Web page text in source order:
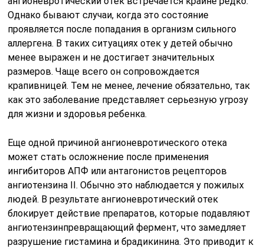
Однако бывают случаи, когда это состояние
проявляется после попадания в организм сильного
аллергена. В таких ситуациях отек у детей обычно
менее выражен и не достигает значительных
размеров. Чаще всего он сопровождается
крапивницей. Тем не менее, лечение обязательно, так
как это заболевание представляет серьезную угрозу
для жизни и здоровья ребенка.
Еще одной причиной ангионевротического отека
может стать осложнение после применения
ингибиторов АПФ или антагонистов рецепторов
ангиотензина II. Обычно это наблюдается у пожилых
людей. В результате ангионевротический отек
блокирует действие препаратов, которые подавляют
ангиотензинпревращающий фермент, что замедляет
разрушение гистамина и брадикинина. Это приводит к